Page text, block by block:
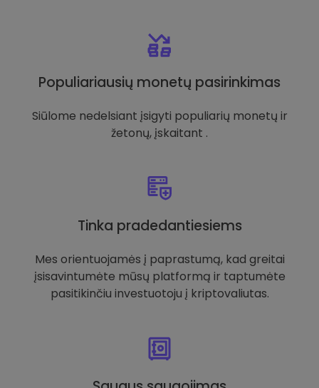
Populiariausių monetų pasirinkimas
Siūlome nedelsiant įsigyti populiarių monetų ir
žetonų, įskaitant .
Tinka pradedantiesiems
Mes orientuojamės į paprastumą, kad greitai
įsisavintumėte mūsų platformą ir taptumėte
pasitikinčiu investuotoju į kriptovaliutas.